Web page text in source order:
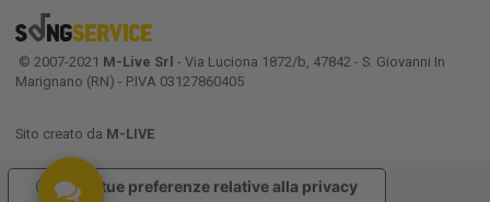
© 2007-2021 M-Live Srl - Via Luciona 1872/b, 47842 - S. Giovanni In
Marignano (RN) - P.IVA 03127860405
Sito creato da M-LIVE
Le tue preferenze relative alla privacy